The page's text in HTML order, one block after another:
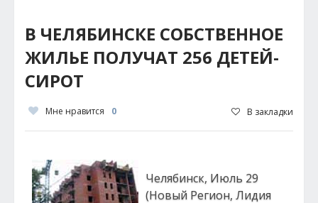
В ЧЕЛЯБИНСКЕ СОБСТВЕННОЕ
ЖИЛЬЕ ПОЛУЧАТ 256 ДЕТЕЙ-
СИРОТ
Мне нравится 0 В закладки
Челябинск, Июль 29
(Новый Регион, Лидия